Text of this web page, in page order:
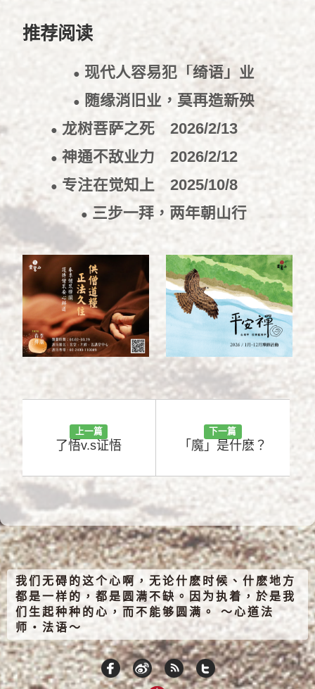
推荐阅读
● 现代人容易犯「绮语」业
2026/4/17
●
随缘消旧业，莫再造新殃
2026/3/23
●龙树菩萨之死 2026/2/13
● 神通不敌业力 2026/2/12
● 专注在觉知上 2025/10/8
● 三步一拜，两年朝山行
上一篇
了悟v.s证悟
下一篇
「魔」是什麽？
我们无碍的这个心啊，无论什麽时候、什麽地方
都是一样的，都是圆满不缺。因为执着，於是我
们生起种种的心，而不能够圆满。 ～心道法
师‧法语～